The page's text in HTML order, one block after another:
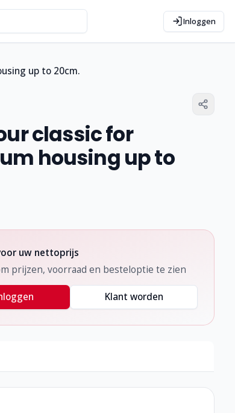
Inloggen
up to 20cm.
classic for
housing up to
uw nettoprijs
prijzen, voorraad en besteloptie te zien
Klant worden